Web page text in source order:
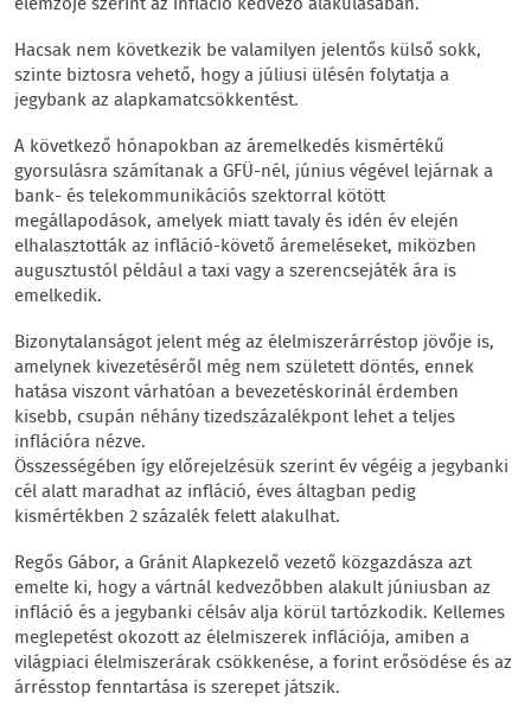
Hacsak nem következik be valamilyen jelentős külső sokk,
szinte biztosra vehető, hogy a júliusi ülésén folytatja a
jegybank az alapkamatcsökkentést.
A következő hónapokban az áremelkedés kismértékű
gyorsulásra számítanak a GFÜ-nél, június végével lejárnak a
bank- és telekommunikációs szektorral kötött
megállapodások, amelyek miatt tavaly és idén év elején
elhalasztották az infláció-követő áremeléseket, miközben
augusztustól például a taxi vagy a szerencsejáték ára is
emelkedik.
Bizonytalanságot jelent még az élelmiszerárréstop jövője is,
amelynek kivezetéséről még nem született döntés, ennek
hatása viszont várhatóan a bevezetéskorinál érdemben
kisebb, csupán néhány tizedszázalékpont lehet a teljes
inflációra nézve.
Összességében így előrejelzésük szerint év végéig a jegybanki
cél alatt maradhat az infláció, éves áltagban pedig
kismértékben 2 százalék felett alakulhat.
Regős Gábor, a Gránit Alapkezelő vezető közgazdásza azt
emelte ki, hogy a vártnál kedvezőbben alakult júniusban az
infláció és a jegybanki célsáv alja körül tartózkodik. Kellemes
meglepetést okozott az élelmiszerek inflációja, amiben a
világpiaci élelmiszerárak csökkenése, a forint erősödése és az
árrésstop fenntartása is szerepet játszik.